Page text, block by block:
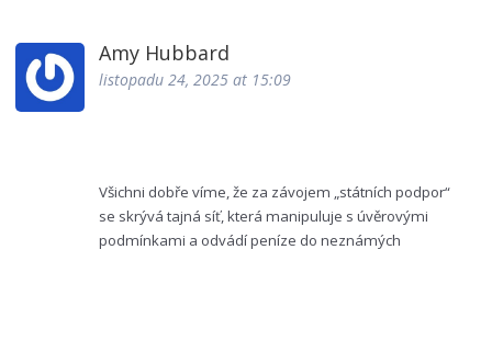
Amy Hubbard
listopadu 24, 2025 at 15:09
Všichni dobře víme, že za závojem „státních podpor“
se skrývá tajná síť, která manipuluje s úvěrovými
podmínkami a odvádí peníze do neznámých